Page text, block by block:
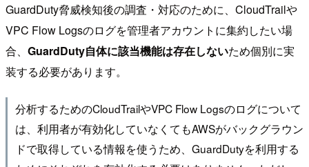
GuardDuty脅威検知後の調査・対応のために、CloudTrailや
VPC Flow Logsのログを管理者アカウントに集約したい場
合、 GuardDuty自体に該当機能は存在しないため個別に実
装する必要があります。
分析するためのCloudTrailやVPC Flow Logsのログについて
は、利用者が有効化していなくてもAWSがバックグラウン
ドで取得している情報を使うため、GuardDutyを利用する